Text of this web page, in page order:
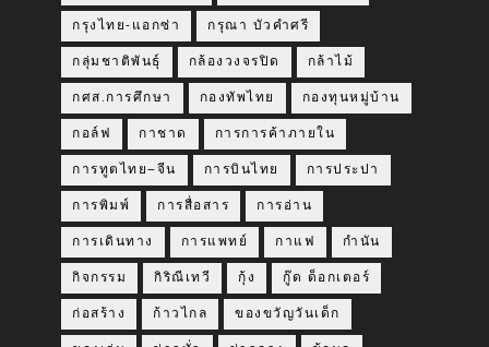
กรุงไทย-แอกซ่า กรุณา บัวคำศรี
กลุ่มชาติพันธุ์ กล้องวงจรปิด กล้าไม้
กศส.การศึกษา กองทัพไทย กองทุนหมู่บ้าน
กอล์ฟ กาชาด การการค้าภายใน
การทูตไทย–จีน การบินไทย การประปา
การพิมพ์ การสื่อสาร การอ่าน
การเดินทาง การแพทย์ กาแฟ กำนัน
กิจกรรม กิริณีเทวี กุ้ง กู๊ด ด็อกเตอร์
ก่อสร้าง ก้าวไกล ของขวัญวันเด็ก